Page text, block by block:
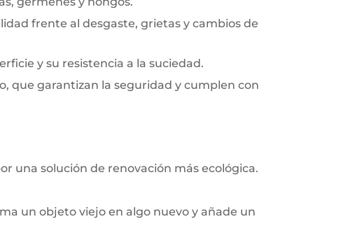
frente al desgaste, grietas y cambios de
y su resistencia a la suciedad.
que garantizan la seguridad y cumplen con
una solución de renovación más ecológica.
un objeto viejo en algo nuevo y añade un